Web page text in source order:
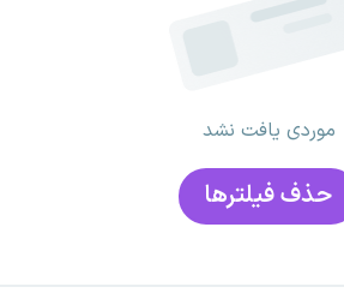
موردی یافت نشد
حذف فیلتر‌ها